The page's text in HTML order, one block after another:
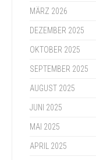
MÄRZ 2026
DEZEMBER 2025
OKTOBER 2025
SEPTEMBER 2025
AUGUST 2025
JUNI 2025
MAI 2025
APRIL 2025